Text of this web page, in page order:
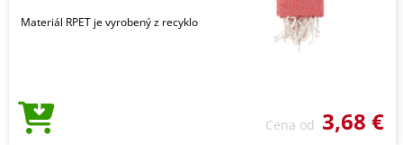
Materiál RPET je vyrobený z recyklo
Cena od 3,68 €